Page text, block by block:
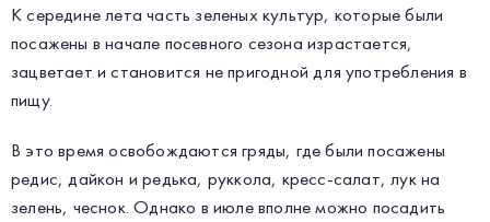
К середине лета часть зеленых культур, которые были
посажены в начале посевного сезона израстается,
зацветает и становится не пригодной для употребления в
пищу.
В это время освобождаются гряды, где были посажены
редис, дайкон и редька, руккола, кресс-салат, лук на
зелень, чеснок. Однако в июле вполне можно посадить